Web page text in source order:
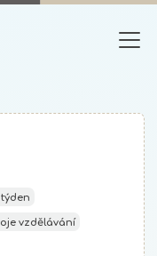
vzdělávání